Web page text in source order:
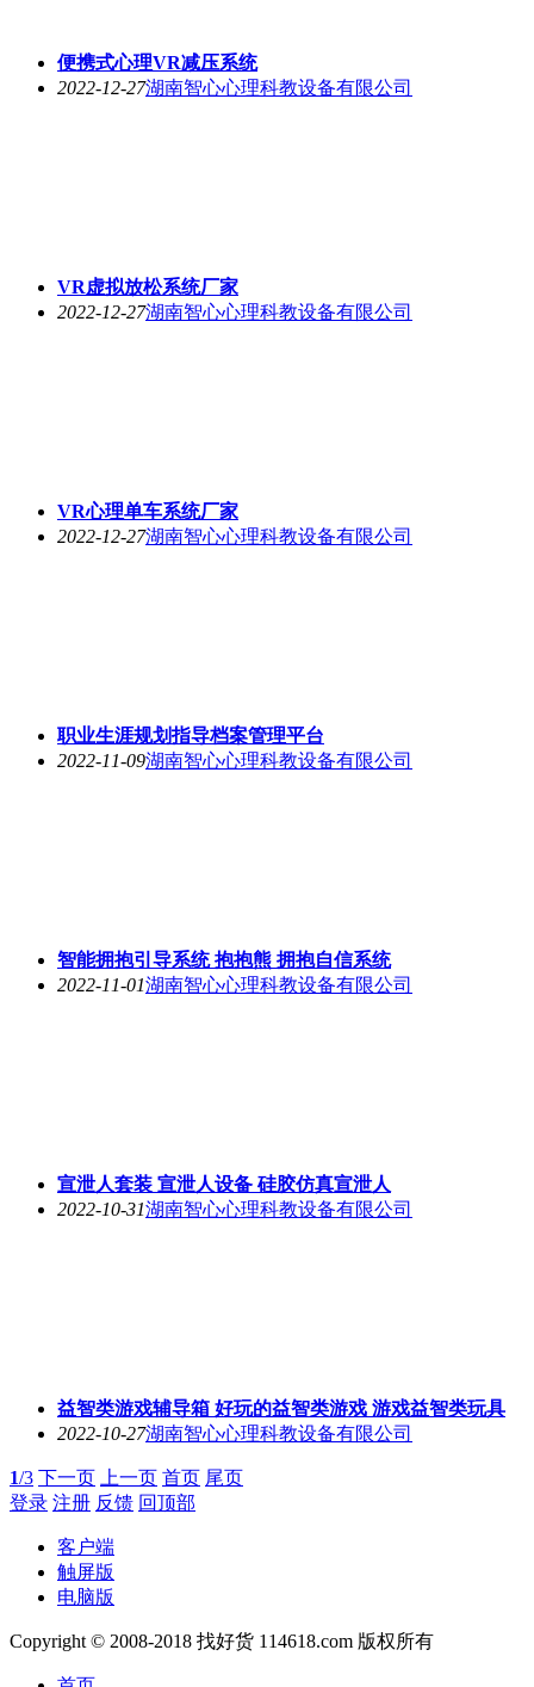
便携式心理VR减压系统
2022-12-27湖南智心心理科教设备有限公司
VR虚拟放松系统厂家
2022-12-27湖南智心心理科教设备有限公司
VR心理单车系统厂家
2022-12-27湖南智心心理科教设备有限公司
职业生涯规划指导档案管理平台
2022-11-09湖南智心心理科教设备有限公司
智能拥抱引导系统 抱抱熊 拥抱自信系统
2022-11-01湖南智心心理科教设备有限公司
宣泄人套装 宣泄人设备 硅胶仿真宣泄人
2022-10-31湖南智心心理科教设备有限公司
益智类游戏辅导箱 好玩的益智类游戏 游戏益智类玩具
2022-10-27湖南智心心理科教设备有限公司
1/3 下一页 上一页 首页 尾页
登录 注册 反馈 回顶部
客户端
触屏版
电脑版
Copyright © 2008-2018 找好货 114618.com 版权所有